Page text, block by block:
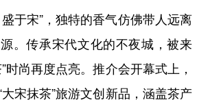
宋”，独特的香气仿佛带人远离
。传承宋代文化的不夜城，被来
时尚再度点亮。推介会开幕式上，
宋抹茶”旅游文创新品，涵盖茶产